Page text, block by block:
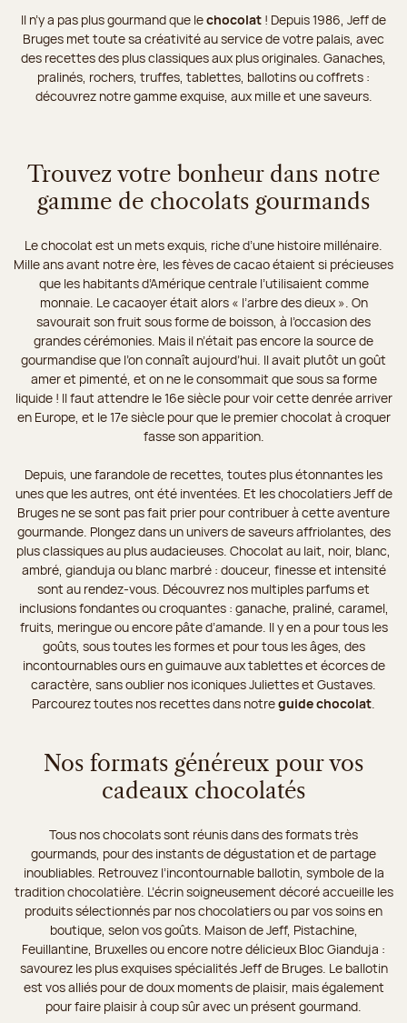
Il n’y a pas plus gourmand que lechocolat ! Depuis 1986, Jeff de
Bruges met toute sa créativité au service de votre palais, avec
des recettes des plus classiques aux plus originales. Ganaches,
pralinés, rochers, truffes, tablettes, ballotins ou coffrets :
découvrez notre gamme exquise, aux mille et une saveurs.
Trouvez votre bonheur dans notre
gamme de chocolats gourmands
Le chocolat est un mets exquis, riche d’une histoire millénaire.
Mille ans avant notre ère, les fèves de cacao étaient si précieuses
que les habitants d’Amérique centrale l’utilisaient comme
monnaie. Le cacaoyer était alors « l’arbre des dieux ». On
savourait son fruit sous forme de boisson, à l’occasion des
grandes cérémonies. Mais il n’était pas encore la source de
gourmandise que l’on connaît aujourd’hui. Il avait plutôt un goût
amer et pimenté, et on ne le consommait que sous sa forme
liquide ! Il faut attendre le 16e siècle pour voir cette denrée arriver
en Europe, et le 17e siècle pour que le premier chocolat à croquer
fasse son apparition.
Depuis, une farandole de recettes, toutes plus étonnantes les
unes que les autres, ont été inventées. Et les chocolatiers Jeff de
Bruges ne se sont pas fait prier pour contribuer à cette aventure
gourmande. Plongez dans un univers de saveurs affriolantes, des
plus classiques au plus audacieuses. Chocolat au lait, noir, blanc,
ambré, gianduja ou blanc marbré : douceur, finesse et intensité
sont au rendez-vous. Découvrez nos multiples parfums et
inclusions fondantes ou croquantes : ganache, praliné, caramel,
fruits, meringue ou encore pâte d’amande. Il y en a pour tous les
goûts, sous toutes les formes et pour tous les âges, des
incontournables ours en guimauve aux tablettes et écorces de
caractère, sans oublier nos iconiques Juliettes et Gustaves.
Parcourez toutes nos recettes dans notreguide chocolat
Nos formats généreux pour vos
cadeaux chocolatés
Tous nos chocolats sont réunis dans des formats très
gourmands, pour des instants de dégustation et de partage
inoubliables. Retrouvez l’incontournable ballotin, symbole de la
tradition chocolatière. L’écrin soigneusement décoré accueille les
produits sélectionnés par nos chocolatiers ou par vos soins en
boutique, selon vos goûts. Maison de Jeff, Pistachine,
Feuillantine, Bruxelles ou encore notre délicieux Bloc Gianduja :
savourez les plus exquises spécialités Jeff de Bruges. Le ballotin
est vos alliés pour de doux moments de plaisir, mais également
pour faire plaisir à coup sûr avec un présent gourmand.